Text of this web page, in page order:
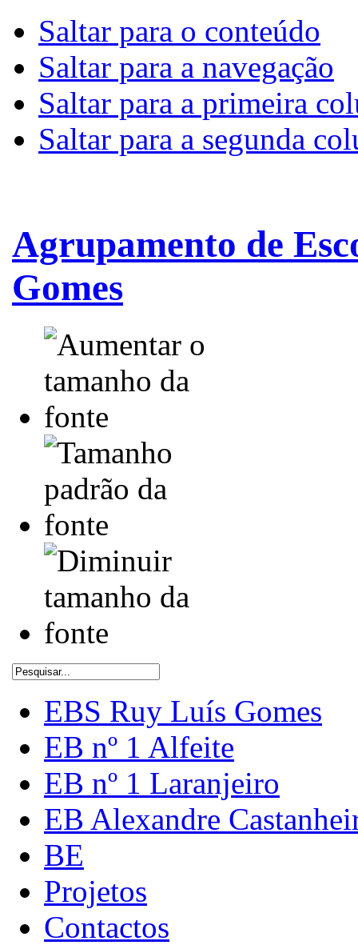
Saltar para o conteúdo
Saltar para a navegação
Saltar para a primeira
Saltar para a segunda
Agrupamento de
Gomes
EBS Ruy Luís Gomes
EB nº 1 Alfeite
EB nº 1 Laranjeiro
EB Alexandre
BE
Projetos
Contactos